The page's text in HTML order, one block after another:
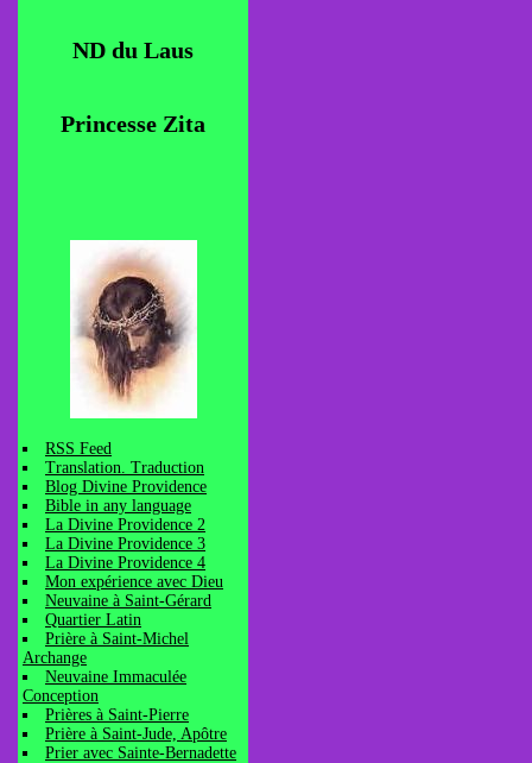
ND du Laus
Princesse Zita
RSS Feed
Translation. Traduction
Blog Divine Providence
Bible in any language
La Divine Providence 2
La Divine Providence 3
La Divine Providence 4
Mon expérience avec Dieu
Neuvaine à Saint-Gérard
Quartier Latin
Prière à Saint-Michel
Archange
Neuvaine Immaculée
Conception
Prières à Saint-Pierre
Prière à Saint-Jude, Apôtre
Prier avec Sainte-Bernadette